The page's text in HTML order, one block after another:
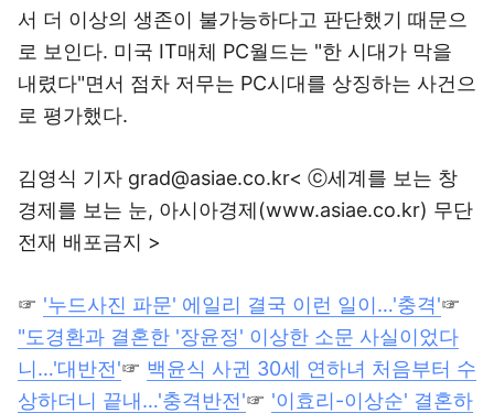
서 더 이상의 생존이 불가능하다고 판단했기 때문으
로 보인다. 미국 IT매체 PC월드는 "한 시대가 막을
내렸다"면서 점차 저무는 PC시대를 상징하는 사건으
로 평가했다.
김영식 기자 grad@asiae.co.kr< ⓒ세계를 보는 창
경제를 보는 눈, 아시아경제(www.asiae.co.kr) 무단
전재 배포금지 >
☞ '누드사진 파문' 에일리 결국 이런 일이…'충격'☞
"도경환과 결혼한 '장윤정' 이상한 소문 사실이었다
니…'대반전'☞ 백윤식 사귄 30세 연하녀 처음부터 수
상하더니 끝내…'충격반전'☞ '이효리-이상순' 결혼하